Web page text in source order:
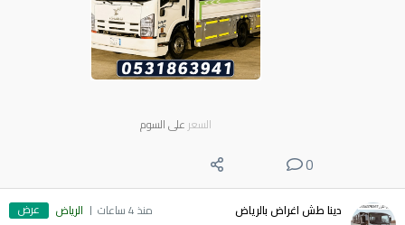
السعر على السوم
0
دينا طش اغراض بالرياض منذ 4 ساعات الرياض عرض